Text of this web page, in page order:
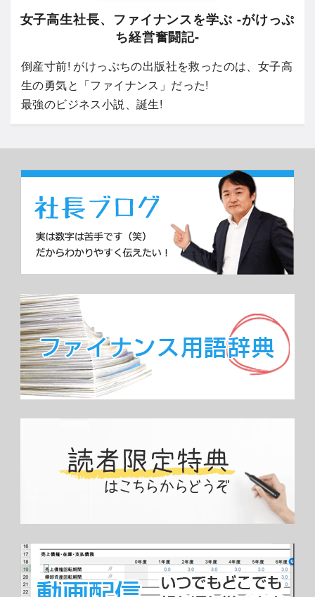
女子高生社長、ファイナンスを学ぶ -がけっぷ
ち経営奮闘記-
倒産寸前! がけっぷちの出版社を救ったのは、女子高
生の勇気と「ファイナンス」だった!
最強のビジネス小説、誕生!